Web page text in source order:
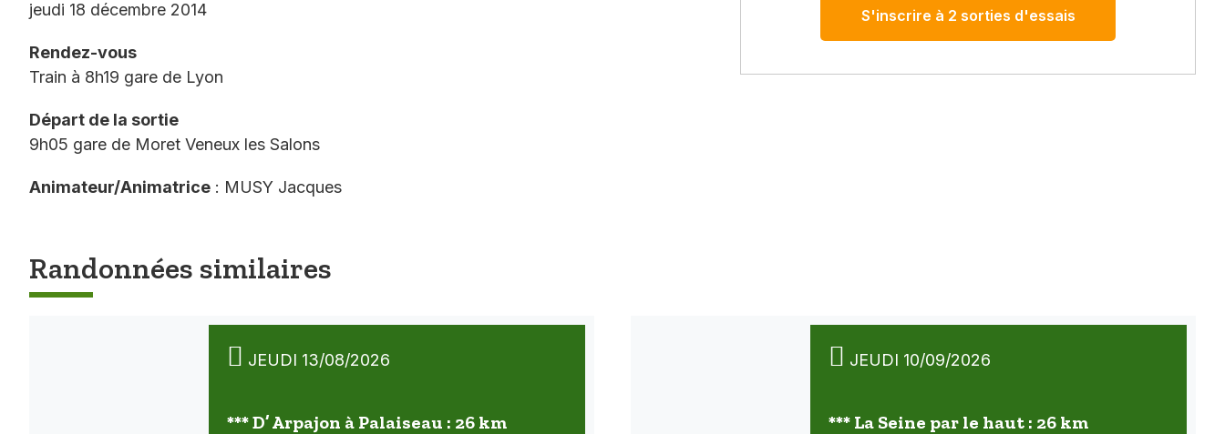
jeudi 18 décembre 2014
Rendez-vous
Train à 8h19 gare de Lyon
Départ de la sortie
9h05 gare de Moret Veneux les Salons
Animateur/Animatrice : MUSY Jacques
S'inscrire à 2 sorties d'essais
Randonnées similaires
JEUDI 13/08/2026
*** D’ Arpajon à Palaiseau : 26 km
JEUDI 10/09/2026
*** La Seine par le haut : 26 km